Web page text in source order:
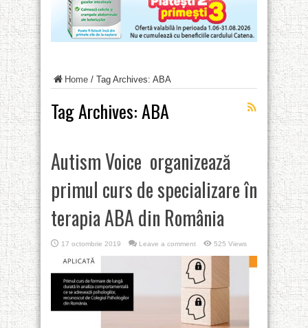
Home / Tag Archives: ABA
Tag Archives:ABA
Autism Voice organizează
primul curs de specializare în
terapia ABA din România
17 octombrie 2019 Leave a comment 525 Views